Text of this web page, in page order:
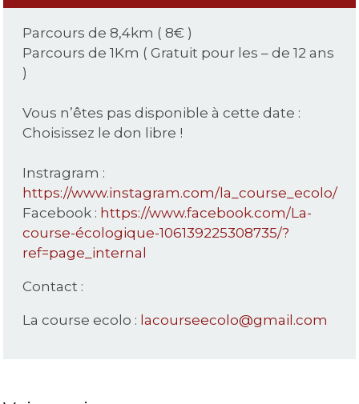
Parcours de 8,4km ( 8€ )
Parcours de 1Km ( Gratuit pour les – de 12 ans
)
Vous n’êtes pas disponible à cette date :
Choisissez le don libre !
Instragram :
https://www.instagram.com/la_course_ecolo/
Facebook : https://www.facebook.com/La-
course-écologique-106139225308735/?
ref=page_internal
Contact :
La course ecolo : lacourseecolo@gmail.com